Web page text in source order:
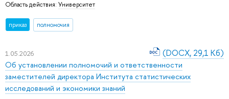
Область действия: Университет
приказ полномочия
1.05.2026
Об установлении полномочий и ответственности
заместителей директора Института статистических
исследований и экономики знаний
(DOCX, 29,1 Кб)